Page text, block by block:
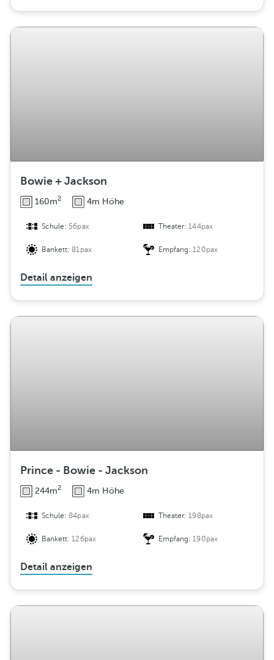
Bowie + Jackson
160m2 4m Höhe
Schule: 56pax Theater:144pax
Bankett:81pax Empfang:120pax
Detail anzeigen
Prince - Bowie - Jackson
244m2 4m Höhe
Schule:84pax Theater:198pax
Bankett:126pax Empfang:190pax
Detail anzeigen